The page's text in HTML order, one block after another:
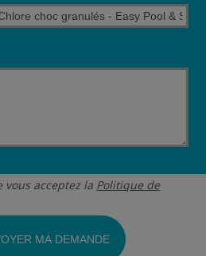
vous acceptez la Politique de